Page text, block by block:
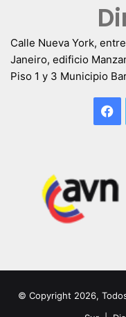
Calle Nueva York,
Janeiro, edificio
Piso 1 y 3 Municipio
© Copyright 2026,